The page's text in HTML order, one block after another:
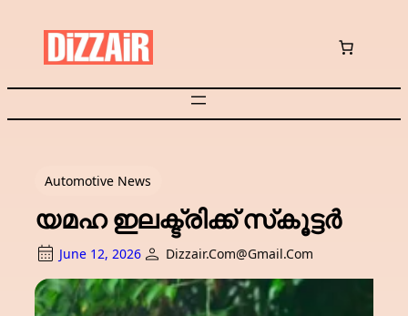
content
Automotive News
യമഹ ഇലക്ട്രിക്ക് സ്‌കൂട്ടർ
June 12, 2026 Dizzair.com@gmail.com